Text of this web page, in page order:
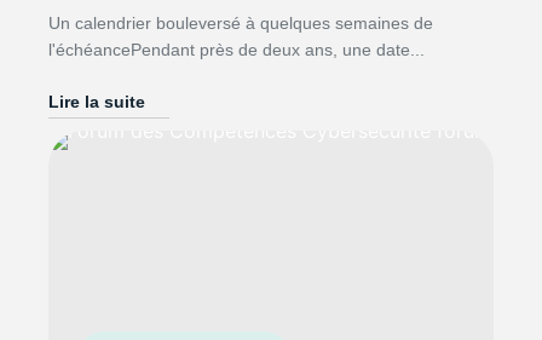
Un calendrier bouleversé à quelques semaines de
l'échéancePendant près de deux ans, une date...
Lire la suite